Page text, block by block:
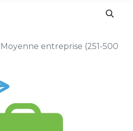
entreprise (251-500